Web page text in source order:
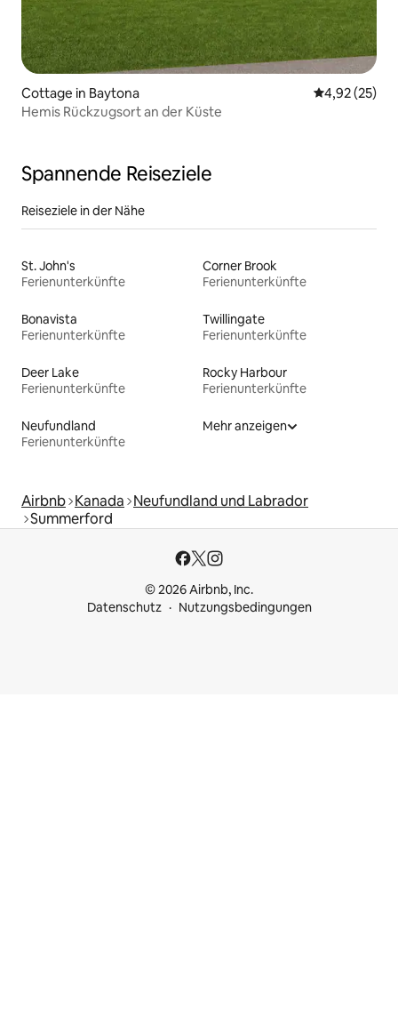
Cottage in Baytona
4,92 (25)
Hemis Rückzugsort an der Küste
Spannende Reiseziele
Reiseziele in der Nähe
St. John's
Ferienunterkünfte
Corner Brook
Ferienunterkünfte
Bonavista
Ferienunterkünfte
Twillingate
Ferienunterkünfte
Deer Lake
Ferienunterkünfte
Rocky Harbour
Ferienunterkünfte
Neufundland
Ferienunterkünfte
Mehr anzeigen
Airbnb Kanada Neufundland und Labrador
Summerford
© 2026 Airbnb, Inc.
Datenschutz
Nutzungsbedingungen